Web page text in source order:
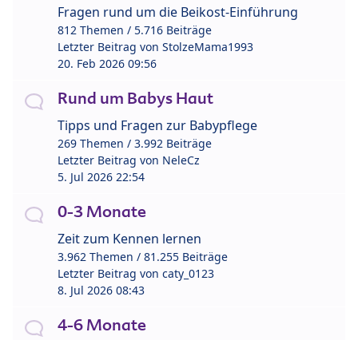
Fragen rund um die Beikost-Einführung
812 Themen / 5.716 Beiträge
Letzter Beitrag von StolzeMama1993
20. Feb 2026 09:56
Rund um Babys Haut
Tipps und Fragen zur Babypflege
269 Themen / 3.992 Beiträge
Letzter Beitrag von NeleCz
5. Jul 2026 22:54
0-3 Monate
Zeit zum Kennen lernen
3.962 Themen / 81.255 Beiträge
Letzter Beitrag von caty_0123
8. Jul 2026 08:43
4-6 Monate